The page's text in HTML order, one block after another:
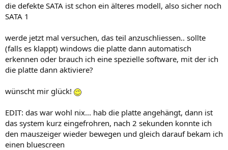
die defekte SATA ist schon ein älteres modell, also sicher noch
SATA 1
werde jetzt mal versuchen, das teil anzuschliessen.. sollte
(falls es klappt) windows die platte dann automatisch
erkennen oder brauch ich eine spezielle software, mit der ich
die platte dann aktiviere?
wünscht mir glück!
EDIT: das war wohl nix... hab die platte angehängt, dann ist
das system kurz eingefrohren, nach 2 sekunden konnte ich
den mauszeiger wieder bewegen und gleich darauf bekam ich
einen bluescreen